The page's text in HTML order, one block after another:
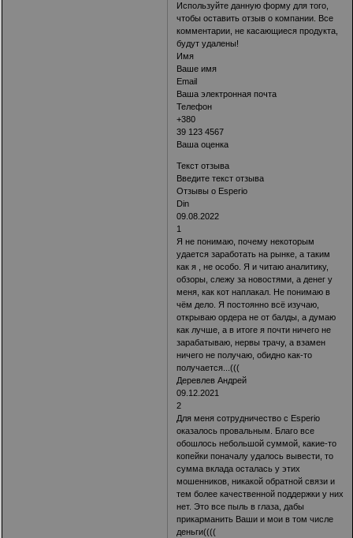
Используйте данную форму для того,
чтобы оставить отзыв о компании. Все
комментарии, не касающиеся продукта,
будут удалены!
Имя
Ваше имя
Email
Ваша электронная почта
Телефон
+380
39 123 4567
Ваша оценка
Текст отзыва
Введите текст отзыва
Отзывы о Esperio
Din
09.08.2022
1
Я не понимаю, почему некоторым
удается заработать на рынке, а таким
как я , не особо. Я и читаю аналитику,
обзоры, слежу за новостями, а денег у
меня, как кот наплакал. Не понимаю в
чём дело. Я постоянно всё изучаю,
открываю ордера не от балды, а думаю
как лучше, а в итоге я почти ничего не
зарабатываю, нервы трачу, а взамен
ничего не получаю, обидно как-то
получается...(((
Деревлев Андрей
09.12.2021
2
Для меня сотрудничество с Esperio
оказалось провальным. Благо все
обошлось небольшой суммой, какие-то
копейки поначалу удалось вывести, то
сумма вклада осталась у этих
мошенников, никакой обратной связи и
тем более качественной поддержки у них
нет. Это все пыль в глаза, дабы
прикарманить Ваши и мои в том числе
деньги((((